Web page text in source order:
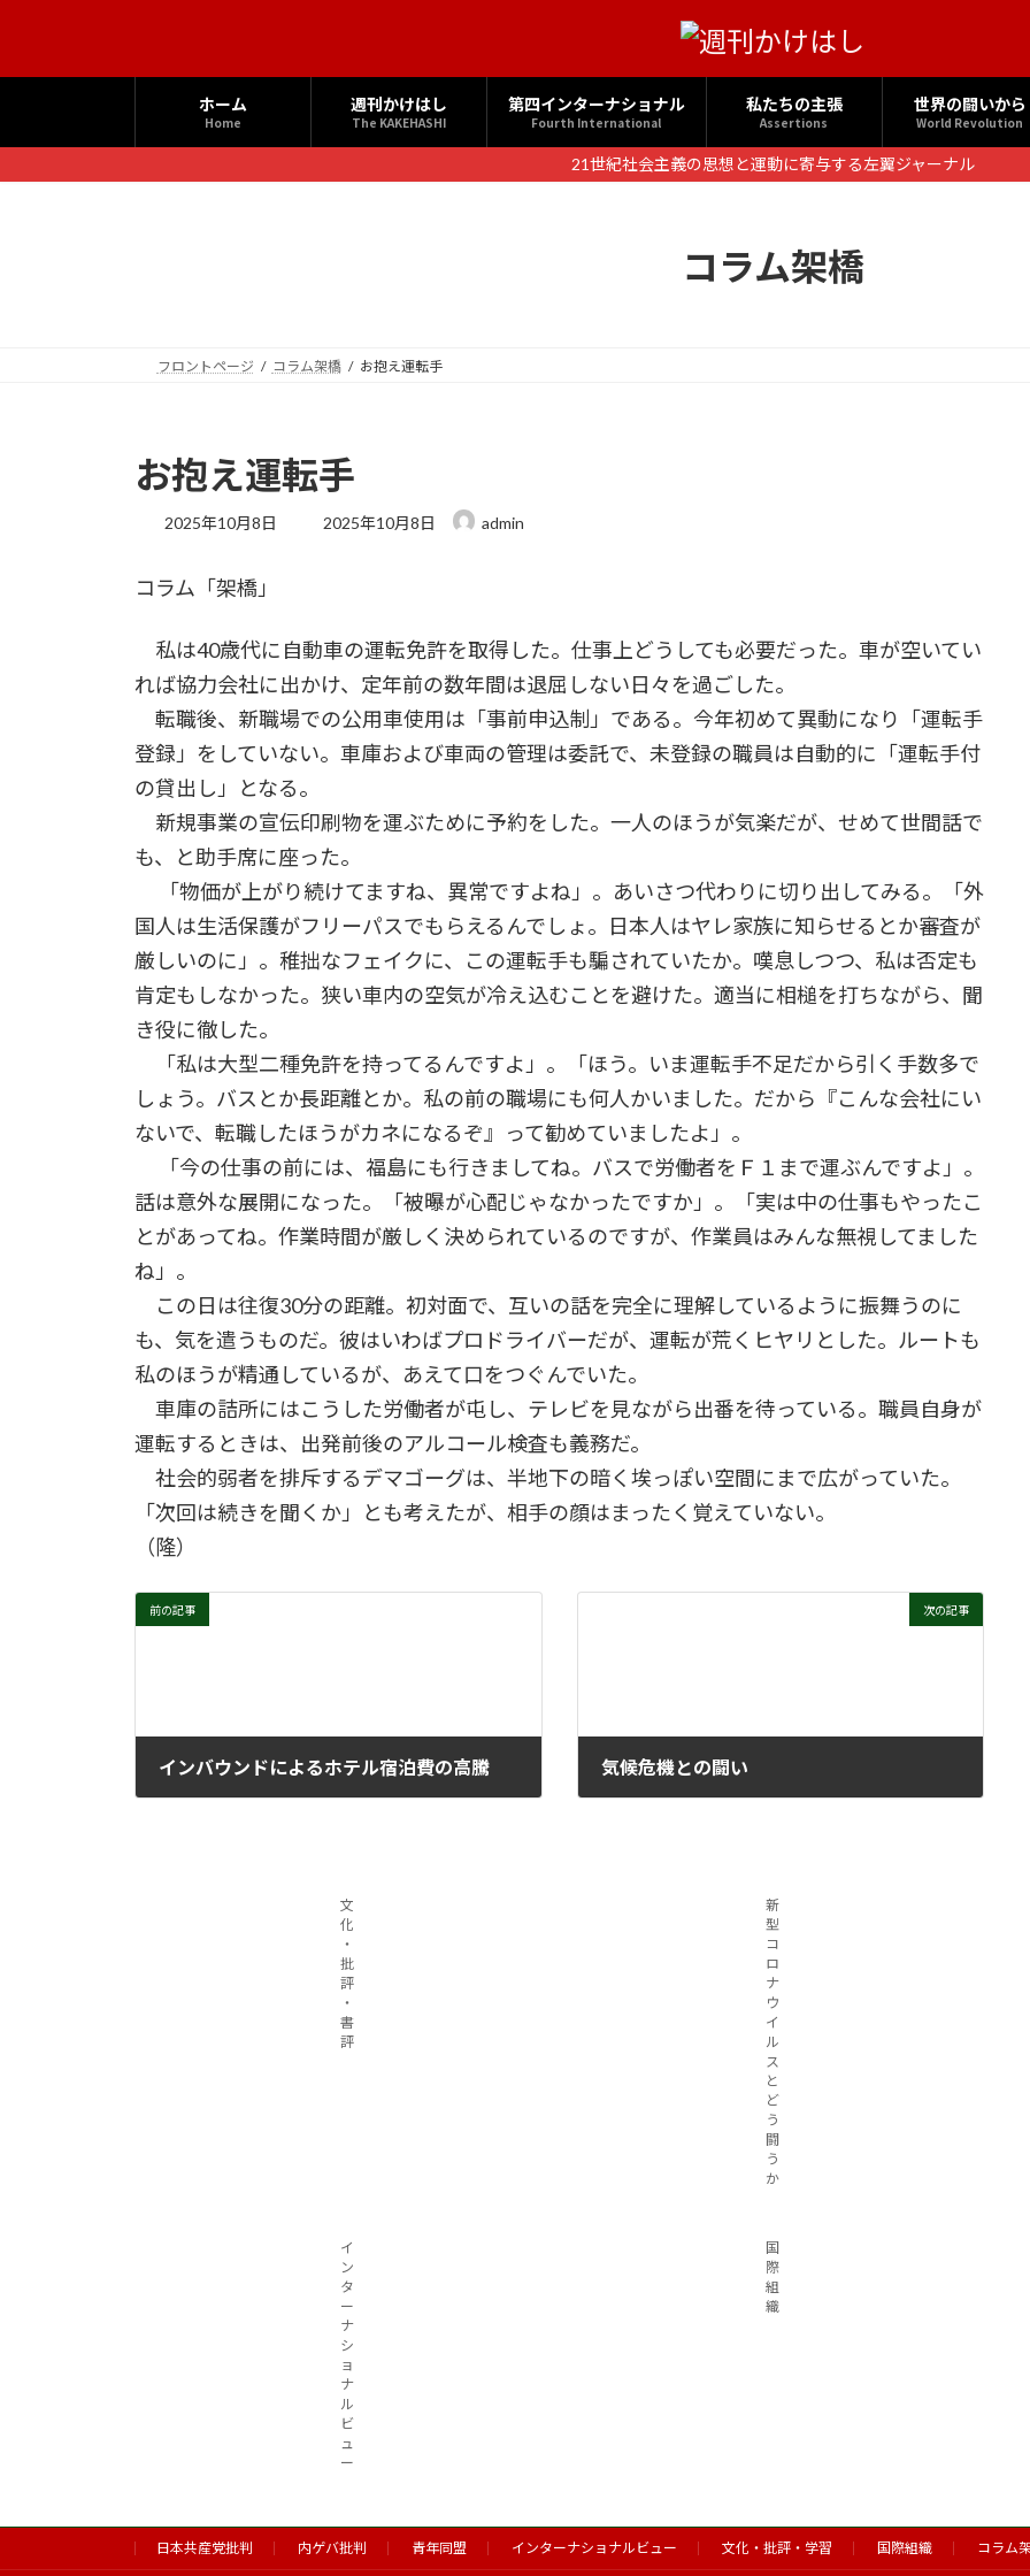
へ
ス
ョ
ン
ホーム
Home
週刊かけはし
The KAKEHASHI
第四インターナショナル
Fourth International
私たちの主張
Assertions
世界の闘いから
World Revolution
21世紀社会主義の思想と運動に寄与する左翼ジャーナル
コラム架橋
フロントページ コラム架橋 お抱え運転手
お抱え運転手
2025年10月8日
最
:
2025年10月8日 admin
コラム「架橋」
私は40歳代に自動車の運転免許を取得した。仕事上どうしても必要だった。車が空いてい
れば協力会社に出かけ、定年前の数年間は退屈しない日々を過ごした。
転職後、新職場での公用車使用は「事前申込制」である。今年初めて異動になり「運転手
登録」をしていない。車庫および車両の管理は委託で、未登録の職員は自動的に「運転手付
の貸出し」となる。
新規事業の宣伝印刷物を運ぶために予約をした。一人のほうが気楽だが、せめて世間話で
も、と助手席に座った。
「物価が上がり続けてますね、異常ですよね」。あいさつ代わりに切り出してみる。「外
国人は生活保護がフリーパスでもらえるんでしょ。日本人はヤレ家族に知らせるとか審査が
厳しいのに」。稚拙なフェイクに、この運転手も騙されていたか。嘆息しつつ、私は否定も
肯定もしなかった。狭い車内の空気が冷え込むことを避けた。適当に相槌を打ちながら、聞
き役に徹した。
「私は大型二種免許を持ってるんですよ」。「ほう。いま運転手不足だから引く手数多で
しょう。バスとか長距離とか。私の前の職場にも何人かいました。だから『こんな会社にい
ないで、転職したほうがカネになるぞ』って勧めていましたよ」。
「今の仕事の前には、福島にも行きましてね。バスで労働者をＦ１まで運ぶんですよ」。
話は意外な展開になった。「被曝が心配じゃなかったですか」。「実は中の仕事もやったこ
とがあってね。作業時間が厳しく決められているのですが、作業員はみんな無視してました
ね」。
この日は往復30分の距離。初対面で、互いの話を完全に理解しているように振舞うのに
も、気を遣うものだ。彼はいわばプロドライバーだが、運転が荒くヒヤリとした。ルートも
私のほうが精通しているが、あえて口をつぐんでいた。
車庫の詰所にはこうした労働者が屯し、テレビを見ながら出番を待っている。職員自身が
運転するときは、出発前後のアルコール検査も義務だ。
社会的弱者を排斥するデマゴーグは、半地下の暗く埃っぽい空間にまで広がっていた。
「次回は続きを聞くか」とも考えたが、相手の顔はまったく覚えていない。
（隆）
前の記事
インバウンドによるホテル宿泊費の高騰
次の記事
気候危機との闘い
文
化
・
批
評
・
書
評
新
型
コ
ロ
ナ
ウ
イ
ル
ス
と
ど
う
闘
う
か
イ
ン
タ
ー
ナ
シ
ョ
ナ
ル
ビ
ュ
ー
国
際
組
織
日本共産党批判 内ゲバ批判 青年同盟 インターナショナルビュー 文化・批評・学習 国際組織 コラム